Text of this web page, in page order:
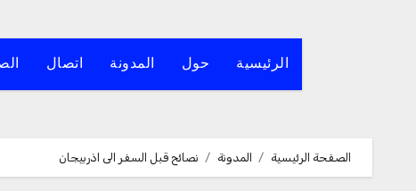
الرئيسية حول المدونة اتصال
الصفحة الرئيسية المدونة نصائح قبل السفر الى اذربيجان